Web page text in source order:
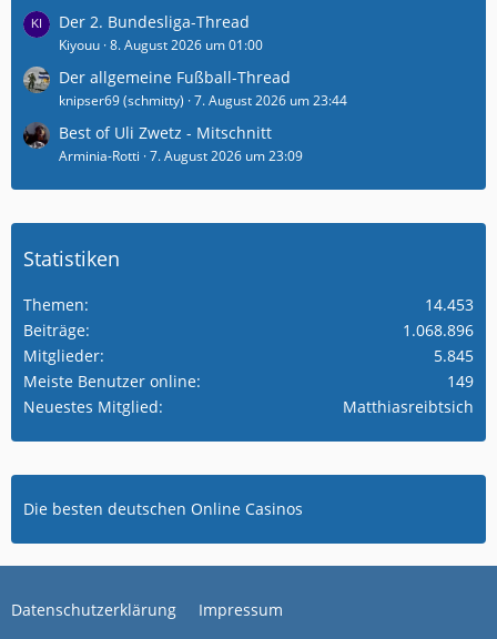
Der 2. Bundesliga-Thread
Kiyouu 8. August 2026 um 01:00
Der allgemeine Fußball-Thread
knipser69 (schmitty) 7. August 2026 um 23:44
Best of Uli Zwetz - Mitschnitt
Arminia-Rotti 7. August 2026 um 23:09
Statistiken
Themen
14.453
Beiträge
1.068.896
Mitglieder
5.845
Meiste Benutzer online
149
Neuestes Mitglied
Matthiasreibtsich
Die besten deutschen Online Casinos
Datenschutzerklärung Impressum